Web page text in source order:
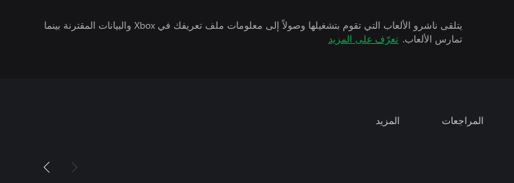
يتلقى ناشرو الألعاب التي تقوم بتشغيلها وصولاً إلى معلومات ملف تعريفك في Xbox والبيانات المقترنة بينما
تمارس الألعاب. تعرّف على المزيد
المراجعات المزيد